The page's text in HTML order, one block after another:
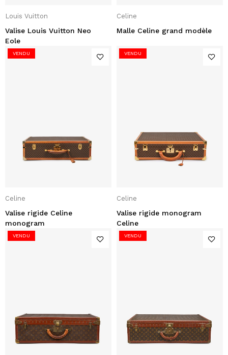
Louis Vuitton
Valise Louis Vuitton Neo
Eole
Celine
Malle Celine grand modèle
VENDU
Celine
Valise rigide Celine
monogram
VENDU
Celine
Valise rigide monogram
Celine
VENDU VENDU